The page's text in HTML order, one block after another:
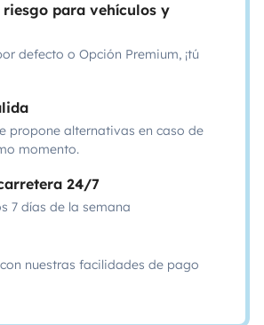
para vehículos y
defecto o Opción Premium, ¡tú
propone alternativas en caso de
momento.
24/7
7 días de la semana
nuestras facilidades de pago